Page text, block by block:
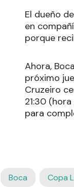
El dueño
en
porque
Ahora,
próximo
Cruzeiro
21:30
para
Boca Copa